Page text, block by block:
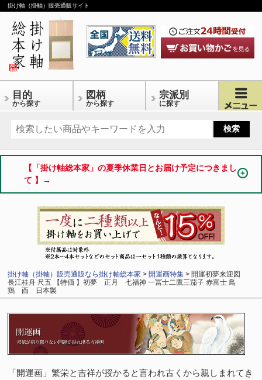
掛け軸（掛軸）販売通販サイト
目的
から探す
図柄
から探す
宗派別
に探す
【「掛け軸総本家」の夏季休業日とお届け予定につきまし
て 】→
掛け軸（掛軸）販売通販なら掛け軸総本家 > 開運画特集 > 開運初夢来迎図
長江桂舟 尺五 【特価 】初夢 正月 七福神 一冨士二鷹三茄子 赤富士 鳥
鶏 酉 日本製
「開運画」繁栄と吉祥が授かると言われ古くから親しまれてき